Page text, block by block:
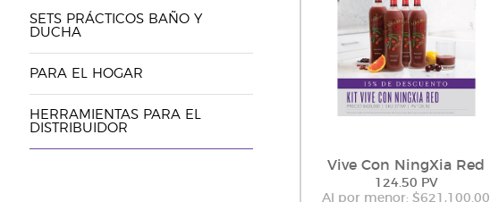
SETS PRÁCTICOS BAÑO Y
DUCHA
PARA EL HOGAR
HERRAMIENTAS PARA EL
DISTRIBUIDOR
Vive Con NingXia Red
124.50 PV
Al por menor: $621,100.00